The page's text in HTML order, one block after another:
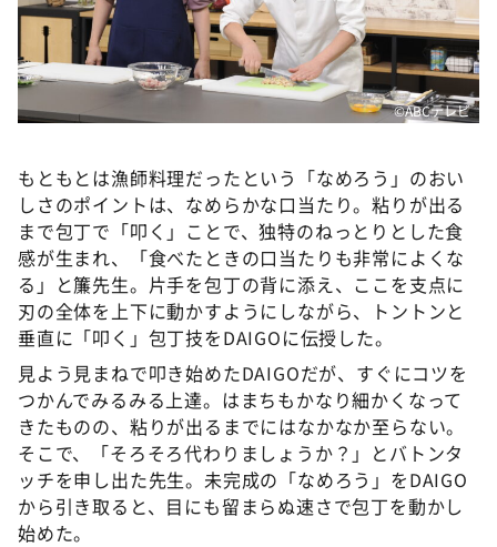
©ABCテレビ
もともとは漁師料理だったという「なめろう」のおい
しさのポイントは、なめらかな口当たり。粘りが出る
まで包丁で「叩く」ことで、独特のねっとりとした食
感が生まれ、「食べたときの口当たりも非常によくな
る」と簾先生。片手を包丁の背に添え、ここを支点に
刃の全体を上下に動かすようにしながら、トントンと
垂直に「叩く」包丁技をDAIGOに伝授した。
見よう見まねで叩き始めたDAIGOだが、すぐにコツを
つかんでみるみる上達。はまちもかなり細かくなって
きたものの、粘りが出るまでにはなかなか至らない。
そこで、「そろそろ代わりましょうか？」とバトンタ
ッチを申し出た先生。未完成の「なめろう」をDAIGO
から引き取ると、目にも留まらぬ速さで包丁を動かし
始めた。